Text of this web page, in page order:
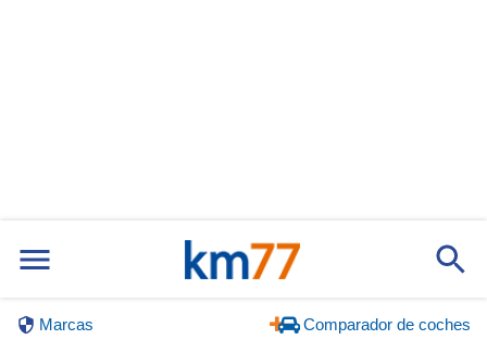
Marcas Comparador de coches